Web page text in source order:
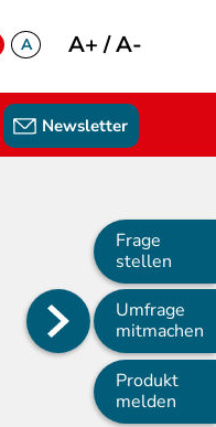
A
A+/A-
Newsletter
Main
navigation
Frage
stellen
Umfrage
mitmachen
Produkt
melden